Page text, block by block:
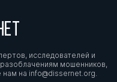
исследователей и
мошенников,
нам на info@dissernet.org.